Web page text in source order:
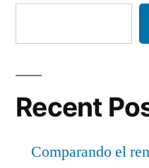
Recent
Comparando el